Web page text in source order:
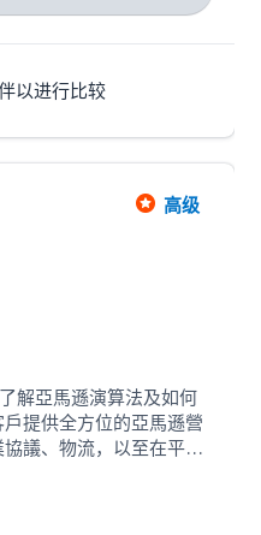
以进行比较
高级
解亞馬遜演算法及如何
提供全方位的亞馬遜營
議、物流，以至在平台
寬海外視野，在全球亞
區的潛在客戶。如果您